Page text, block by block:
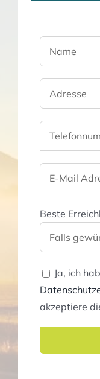
Beste
Ja, ich
akzeptiere